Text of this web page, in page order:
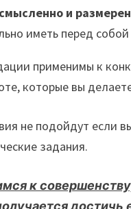
и
иметь перед
применимы к
которые вы
не подойдут если
задания.
к